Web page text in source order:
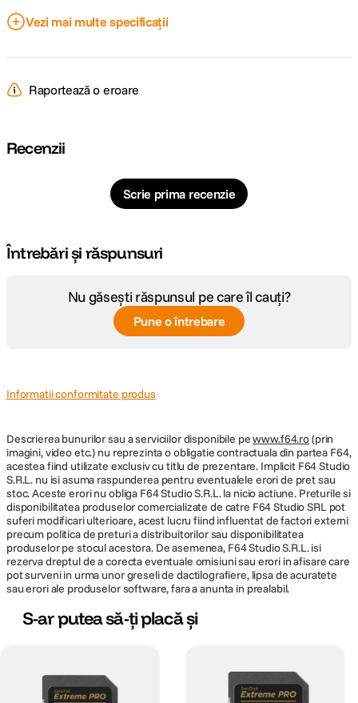
Cod producator
Vezi mai multe specificații
Raportează o eroare
Recenzii
Scrie prima recenzie
Întrebări și răspunsuri
Nu găsești răspunsul pe care îl cauți?
Pune o întrebare
Informatii conformitate produs
Descrierea bunurilor sau a serviciilor disponibile pewww.f64.ro(prin
imagini, video etc.) nu reprezinta o obligatie contractuala din partea F64,
acestea fiind utilizate exclusiv cu titlu de prezentare. Implicit F64 Studio
S.R.L. nu isi asuma raspunderea pentru eventualele erori de pret sau
stoc. Aceste erori nu obliga F64 Studio S.R.L. la nicio actiune. Preturile si
disponibilitatea produselor comercializate de catre F64 Studio SRL pot
suferi modificari ulterioare, acest lucru fiind influentat de factori externi
precum politica de preturi a distribuitorilor sau disponibilitatea
produselor pe stocul acestora. De asemenea, F64 Studio S.R.L. isi
rezerva dreptul de a corecta eventuale omisiuni sau erori in afisare care
pot surveni in urma unor greseli de dactilografiere, lipsa de acuratete
sau erori ale produselor software, fara a anunta in prealabil.
S-ar putea să-ți placă și